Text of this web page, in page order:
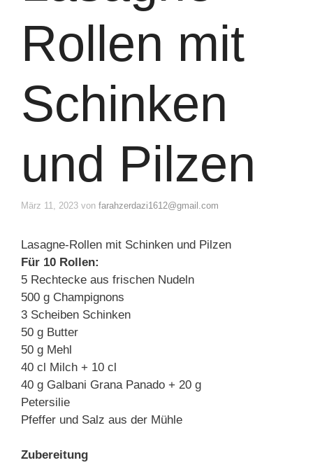
Rollen mit
Schinken
und Pilzen
März 11, 2023 von farahzerdazi1612@gmail.com
Lasagne-Rollen mit Schinken und Pilzen
Für 10 Rollen:
5 Rechtecke aus frischen Nudeln
500 g Champignons
3 Scheiben Schinken
50 g Butter
50 g Mehl
40 cl Milch + 10 cl
40 g Galbani Grana Panado + 20 g
Petersilie
Pfeffer und Salz aus der Mühle
Zubereitung